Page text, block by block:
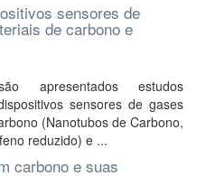
sensores de
de carbono e
apresentados estudos
sensores de gases
(Nanotubos de Carbono,
reduzido) e ...
carbono e suas